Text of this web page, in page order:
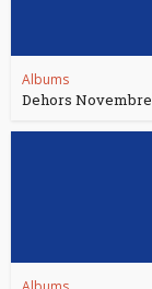
Albums
Dehors Novembre